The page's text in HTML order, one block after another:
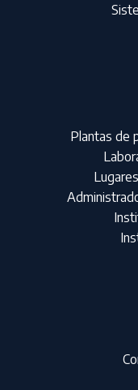
Plantas de